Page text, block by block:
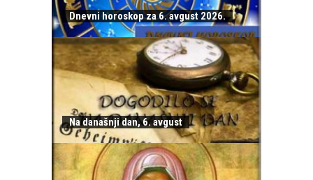
Dnevni horoskop za 6. avgust 2026.
Na današnji dan, 6. avgust